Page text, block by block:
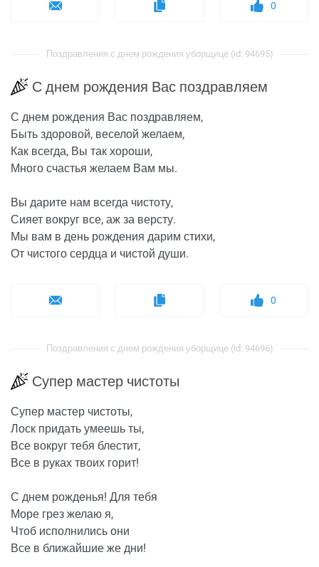
0
Поздравления с днем рождения уборщице (id: 94695)
С днем рождения Вас поздравляем
С днем рождения Вас поздравляем,
Быть здоровой, веселой желаем,
Как всегда, Вы так хороши,
Много счастья желаем Вам мы.
Вы дарите нам всегда чистоту,
Сияет вокруг все, аж за версту.
Мы вам в день рождения дарим стихи,
От чистого сердца и чистой души.
0
Поздравления с днем рождения уборщице (id: 94696)
Супер мастер чистоты
Супер мастер чистоты,
Лоск придать умеешь ты,
Все вокруг тебя блестит,
Все в руках твоих горит!
С днем рожденья! Для тебя
Море грез желаю я,
Чтоб исполнились они
Все в ближайшие же дни!